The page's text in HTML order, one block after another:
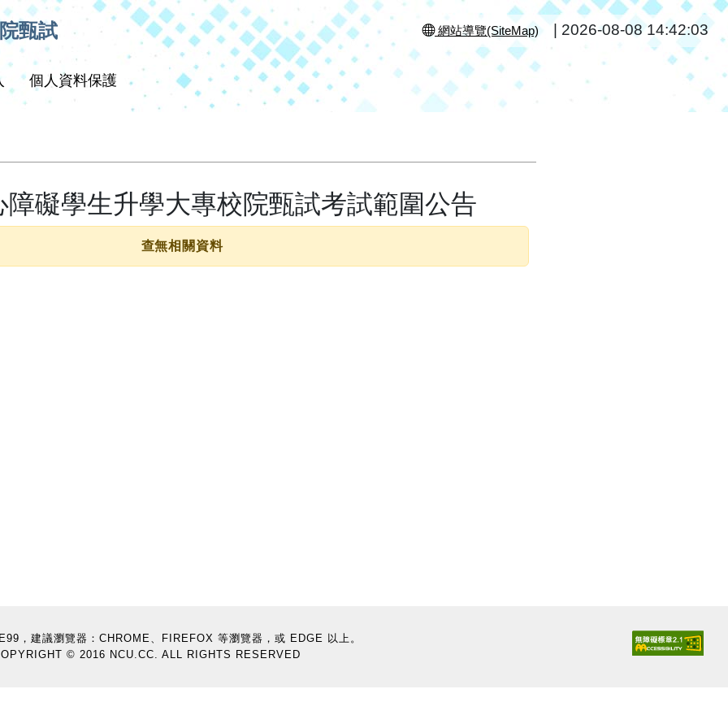
甄試 網站導覽(SiteMap) 2026-08-08 14:42:03
個人資料保護
障礙學生升學大專校院甄試考試範圍公告
查無相關資料
，建議瀏覽器：CHROME、FIREFOX 等瀏覽器，或 EDGE 以上。
© 2016 NCU.CC. ALL RIGHTS RESERVED